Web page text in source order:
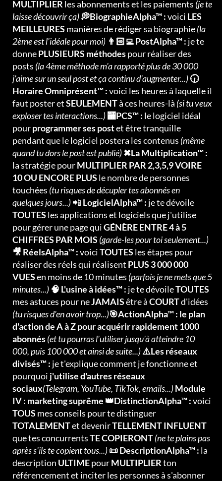
MULTIPLIER les abonnements et les paiements (je te
laisse découvrir ça)💭BiographieAlpha™ :voici LES
MEILLEURES manières de rédiger sa biographie(la
2ème est l'idéale pour moi) 👨🏻‍💻 PostAlpha™ : je te
donnePLUSIEURS méthodespour réaliser des
posts (la 4ème méthode m'a rapporté plus de 30 000
j'aime sur un seul post et ça continu d'augmenter...)🕡
Horaire Omniprésent™ :voici les heures à laquelle il
faut poster etSEULEMENTà ces heures-là (si tu veux
exploser tes interactions...)🏧PCS™ : le logiciel idéal
pourprogrammer ses postet être tranquille
pendant que le logiciel postera les contenus (même
quand tu dors le post est publié)✖La Multiplication™ :
la stratégie pourMULTIPLIER PAR 2,3,5,9 VOIRE
10 OU ENCORE PLUS le nombre de personnes
touchées (tu risques de décupler tes abonnés en
quelques jours...)📲 LogicielAlpha™ : je te dévoile
TOUTES les applications et logiciels que j'utilise
pour gérer une page quiGÉNÈRE ENTRE 4 à 5
CHIFFRES PAR MOIS (garde-les pour toi seulement...)
🎥 RéelsAlpha™ :voiciTOUTES les étapes pour
réaliser des réels qui réalisent PLUS 3 000 000
VUESen moins de 10 minutes (parfois je ne mets que 5
minutes...) 🧠 L'usine à idées™ : je te dévoileTOUTES
mes astuces pour neJAMAISêtre àCOURTd'idées
(tu risques d'en avoir trop...)🎯ActionAlpha™ : le plan
d'action de A à Z pour acquérir rapidement 1000
abonnés(et tu pourras l'utiliser jusqu'à atteindre 10
000, puis 100 000 et ainsi de suite...)⚠️Les réseaux
divisés™ : je t'explique comment je fonctionne et
pourquoi j'utilise d'autres réseaux
sociaux(Telegram, YouTube, TikTok, emails...)Module
IV : marketing suprême 👑DistinctionAlpha™ :voici
TOUS mes conseils pour te distinguer
TOTALEMENTet devenirTELLEMENT INFLUENT
que tes concurrentsTE COPIERONT(ne te plains pas
après s'ils te copient tous...)📜 DescriptionAlpha™ : la
description ULTIMEpourMULTIPLIERton
référencement et inciter les personnes à s'abonner